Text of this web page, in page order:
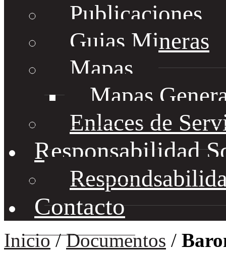
Publicaciones
Guias Mineras
Mapas
Mapas
Enlaces de
Responsabilidad
Contacto
Inicio/Documentos /